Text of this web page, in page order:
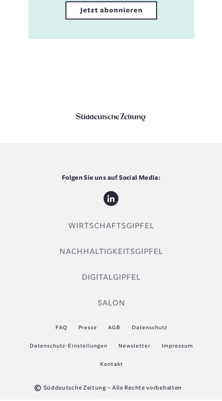
Folgen Sie uns auf Social Media:
WIRTSCHAFTSGIPFEL
NACHHALTIGKEITSGIPFEL
DIGITALGIPFEL
SALON
FAQ Presse AGB Datenschutz
Datenschutz-Einstellungen Newsletter Impressum
Kontakt
© Süddeutsche Zeitung – Alle Rechte vorbehalten